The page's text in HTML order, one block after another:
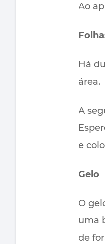
Ao
Há
área.
A
e
Gelo
O
uma
de